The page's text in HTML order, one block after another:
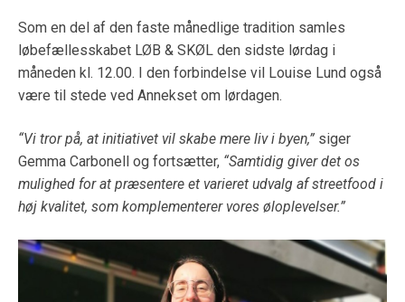
Som en del af den faste månedlige tradition samles
løbefællesskabet LØB & SKØL den sidste lørdag i
måneden kl. 12.00. I den forbindelse vil Louise Lund også
være til stede ved Annekset om lørdagen.
“Vi tror på, at initiativet vil skabe mere liv i byen,” siger
Gemma Carbonell og fortsætter, “Samtidig giver det os
mulighed for at præsentere et varieret udvalg af streetfood i
høj kvalitet, som komplementerer vores øloplevelser.”